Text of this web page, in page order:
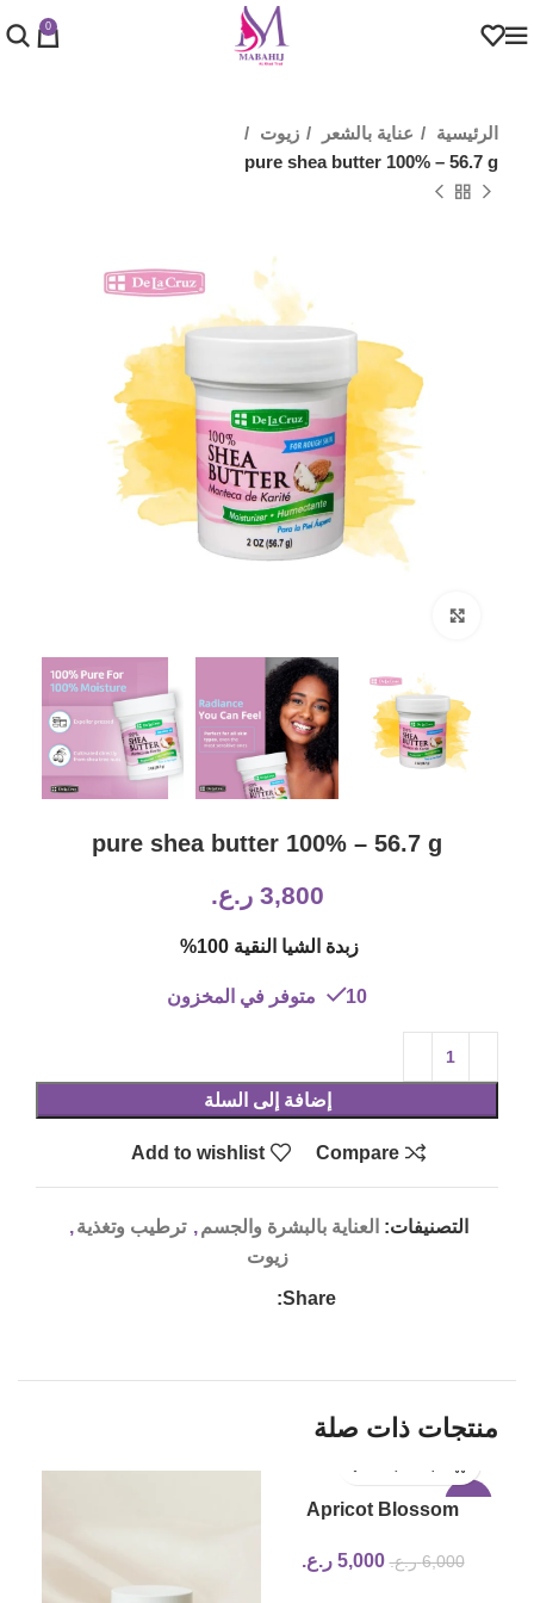
0
الرئيسية عناية بالشعر
زيوت
pure shea butter 100% – 56.7 g
pure shea butter 100% – 56.7 g
3,800 ر.ع.
زبدة الشيا النقية 100%
10 متوفر في المخزون
إضافة إلى السلة
Compare
Add to wishlist
التصنيفات: العناية بالبشرة والجسم , ترطيب وتغذية ,
زيوت
Share:
منتجات ذات صلة
-17%
Apricot Blossom
joseon 6,000 ر.ع. 5,000 ر.ع.